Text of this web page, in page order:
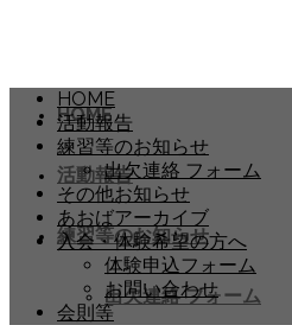
HOME
活動報告
練習等のお知らせ
出欠連絡 フォーム
HOME
活動報告
練習等のお知らせ
出欠連絡 フォーム
その他お知らせ
あおばアーカイブ
入会・体験希望の方へ
体験申込フォーム
お問い合わせ
会則等